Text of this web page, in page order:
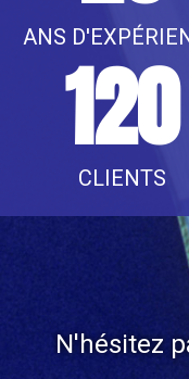
ANS
120
CLIENTS
N'hésitez